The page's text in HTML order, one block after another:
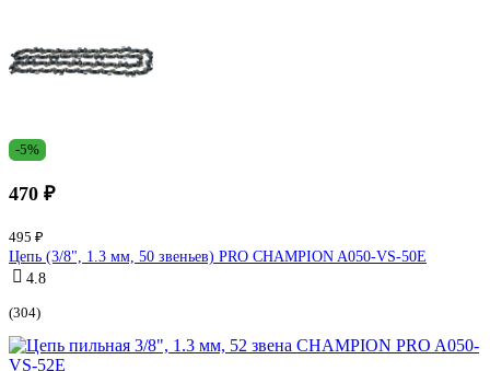
-5%
470 ₽
495 ₽
Цепь (3/8", 1.3 мм, 50 звеньев) PRO CHAMPION A050-VS-50E
4.8
(304)